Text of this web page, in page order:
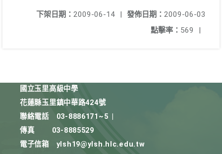
發佈日期： 2009-06-03
下架日期： 2009-06-14
|
點擊率： 569 |
國立玉里高級中學
花蓮縣玉里鎮中華路424號
聯絡電話
03-8886171~5
傳真
03-8885529
電子信箱
ylsh19@ylsh.hlc.edu.tw